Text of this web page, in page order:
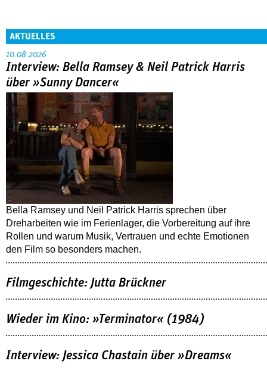
AKTUELLES
10.08.2026
Interview: Bella Ramsey & Neil Patrick Harris
über »Sunny Dancer«
Bella Ramsey und Neil Patrick Harris sprechen über
Dreharbeiten wie im Ferienlager, die Vorbereitung auf ihre
Rollen und warum Musik, Vertrauen und echte Emotionen
den Film so besonders machen.
Filmgeschichte: Jutta Brückner
Wieder im Kino: »Terminator« (1984)
Interview: Jessica Chastain über »Dreams«